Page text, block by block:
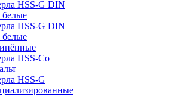
HSS-G DIN
белые
HSS-G DIN
белые
HSS-Co
HSS-G